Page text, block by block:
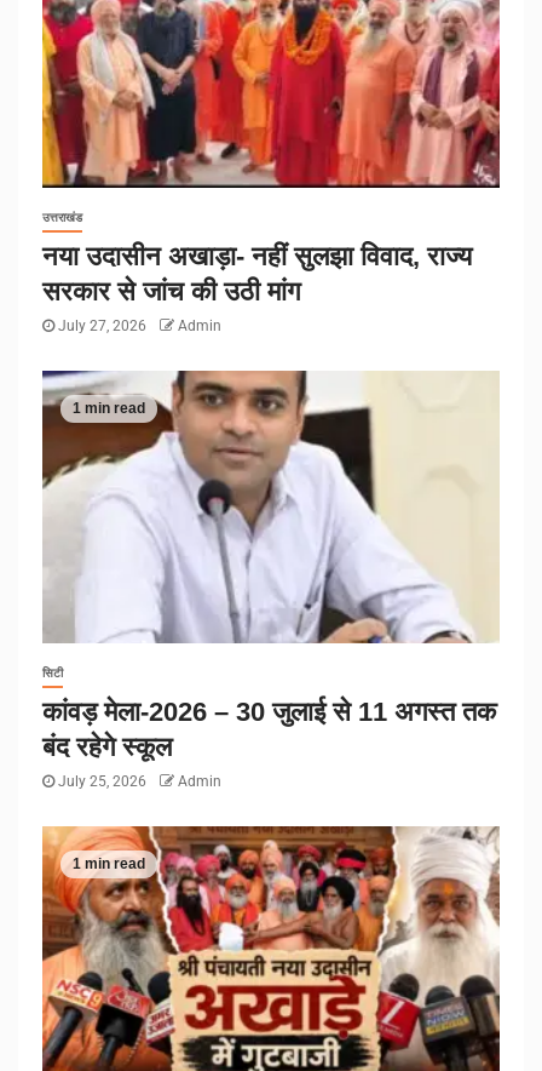
उत्तराखंड
नया उदासीन अखाड़ा- नहीं सुलझा विवाद, राज्य
सरकार से जांच की उठी मांग
July 27, 2026 Admin
1 min read
सिटी
कांवड़ मेला-2026 – 30 जुलाई से 11 अगस्त तक
बंद रहेगे स्कूल
July 25, 2026 Admin
1 min read